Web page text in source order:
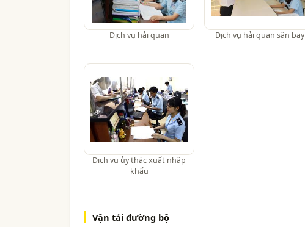
Dịch vụ hải quan Dịch vụ hải quan sân bay
Dịch vụ ủy thác xuất nhập
khẩu
Vận tải đường bộ